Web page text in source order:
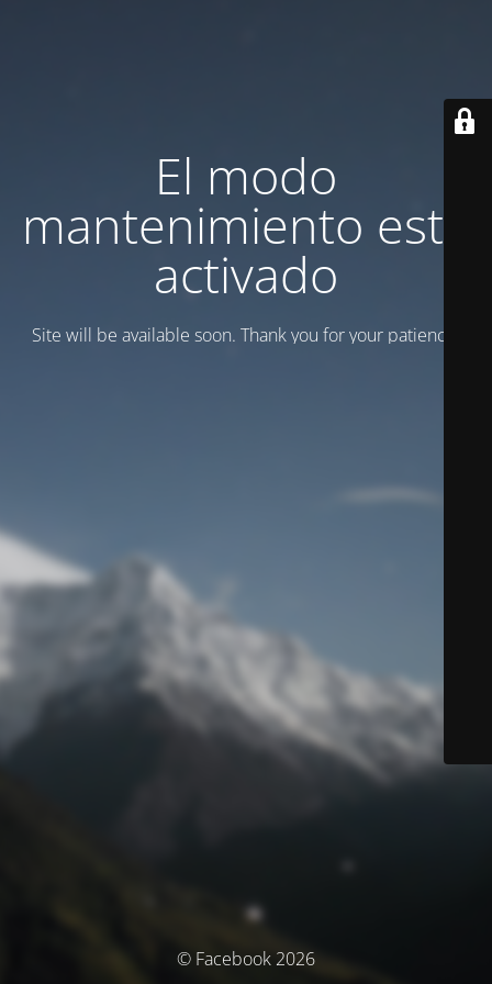
El modo
mantenimiento está
activado
Site will be available soon. Thank you for your patience!
© Facebook 2026